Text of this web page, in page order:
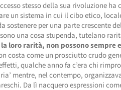
stesso della sua rivoluzione
un sistema in cui il cibo etico,
sostenere per una parte crescente
sono una cosa stupenda, tutelano
loro rarità, non possono sempre
costa come un prosciutto crudo
qualche anno fa c’era chi
mentre, nel contempo,
Da lì nacquero espressioni